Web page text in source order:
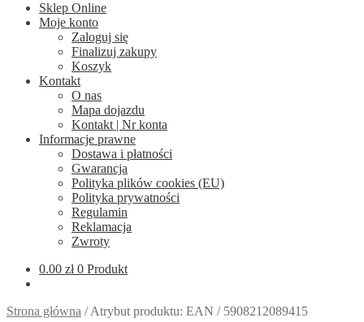
Sklep Online
Moje konto
Zaloguj się
Finalizuj zakupy
Koszyk
Kontakt
O nas
Mapa dojazdu
Kontakt | Nr konta
Informacje prawne
Dostawa i płatności
Gwarancja
Polityka plików cookies (EU)
Polityka prywatności
Regulamin
Reklamacja
Zwroty
0.00 zł 0 Produkt
Strona główna /Atrybut produktu: EAN / 5908212089415